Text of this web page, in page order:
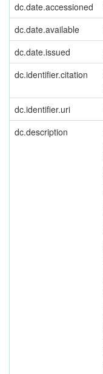
dc.date.accessioned
dc.date.available
dc.date.issued
dc.identifier.citation
dc.identifier.uri
dc.description